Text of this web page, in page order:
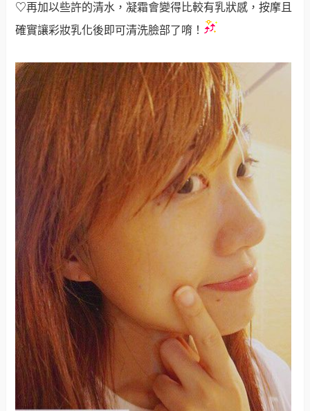
♡再加以些許的清水，凝霜會變得比較有乳狀感，按摩且
確實讓彩妝乳化後即可清洗臉部了唷！